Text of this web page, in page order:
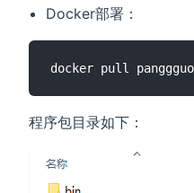
Docker部署：
程序包目录如下：